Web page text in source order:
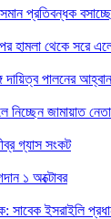
প্রতিবন্ধক
হামলা থেকে সরে
পালনের আহ্বান
জামায়াত নেতা
গ্যাস সংকট
১ অক্টোবর
সাবেক ইসরাইলি